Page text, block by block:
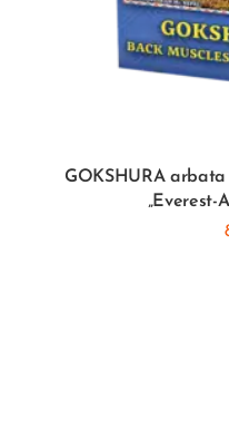
GOKSHURA
„Everest-